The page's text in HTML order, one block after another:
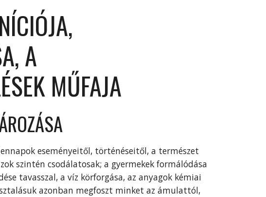
A
MŰFAJA
eseményeitől, történéseitől, a természet
szintén csodálatosak; a gyermekek formálódása
tavasszal, a víz körforgása, az anyagok kémiai
azonban megfoszt minket az ámulattól,